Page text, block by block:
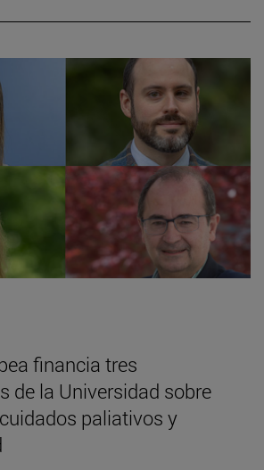
financia tres
de la Universidad sobre
paliativos y